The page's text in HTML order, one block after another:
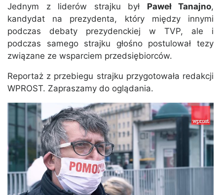
Jednym z liderów strajku był Paweł Tanajno,
kandydat na prezydenta, który między innymi
podczas debaty prezydenckiej w TVP, ale i
podczas samego strajku głośno postulował tezy
związane ze wsparciem przedsiębiorców.
Reportaż z przebiegu strajku przygotowała redakcji
WPROST. Zapraszamy do oglądania.